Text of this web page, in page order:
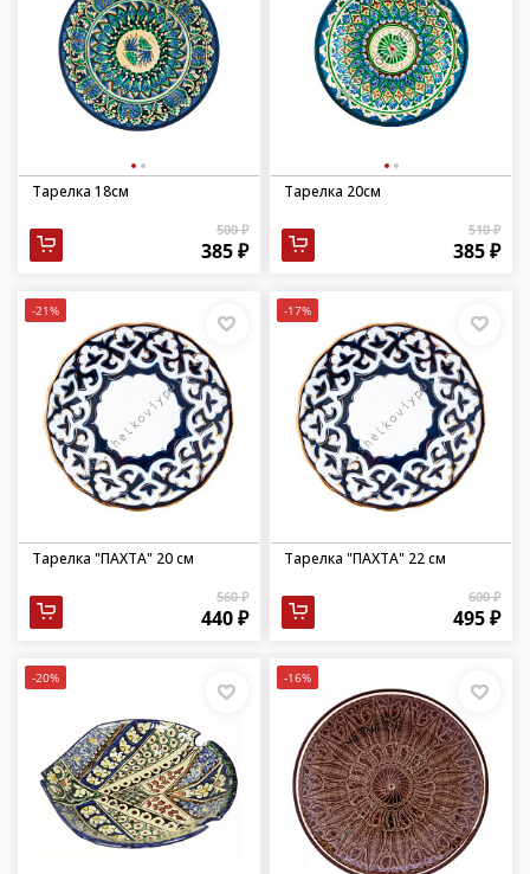
Тарелка 18см
500 ₽
385 ₽
Тарелка 20см
510 ₽
385 ₽
-21%
Тарелка "ПАХТА" 20 см
560 ₽
440 ₽
-17%
Тарелка "ПАХТА" 22 см
600 ₽
495 ₽
-20% -16%